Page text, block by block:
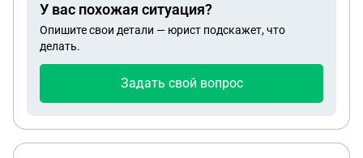
тазобедренного сустава и мягких тканей бедра,
частично было задето и колено. После
госпитализации с учебного полигона в (ВМА)
Военно-медицинскую академию в Санкт-
Петербурге сделали рентген+КТ бедра, поставили
вот этот диагноз и добавили некроз головки
время подписания договора я не испытывал
У вас похожая ситуация?
Опишите свои детали — юрист подскажет, что
делать.
Задать свой вопрос